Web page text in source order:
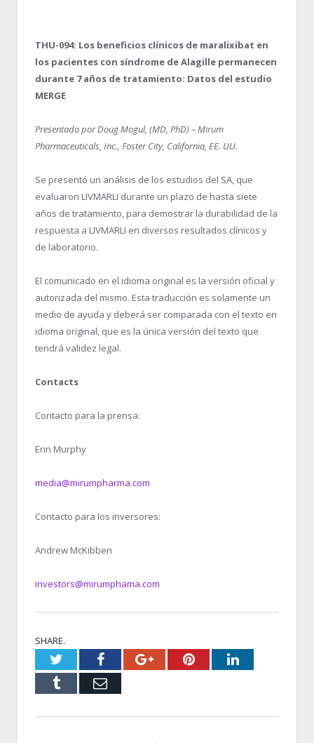
THU-094: Los beneficios clínicos de maralixibat en
los pacientes con síndrome de Alagille permanecen
durante 7 años de tratamiento: Datos del estudio
MERGE
Presentado por Doug Mogul, (MD, PhD) – Mirum
Pharmaceuticals, Inc., Foster City, California, EE. UU.
Se presentó un análisis de los estudios del SA, que
evaluaron LIVMARLI durante un plazo de hasta siete
años de tratamiento, para demostrar la durabilidad de la
respuesta a LIVMARLI en diversos resultados clínicos y
de laboratorio.
El comunicado en el idioma original es la versión oficial y
autorizada del mismo. Esta traducción es solamente un
medio de ayuda y deberá ser comparada con el texto en
idioma original, que es la única versión del texto que
tendrá validez legal.
Contacts
Contacto para la prensa:
Erin Murphy
media@mirumpharma.com
Contacto para los inversores:
Andrew McKibben
investors@mirumphama.com
SHARE.
TwitterFacebookGoogle+PinterestLinkedIn
Tumblr Email